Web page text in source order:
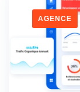
AGENCE